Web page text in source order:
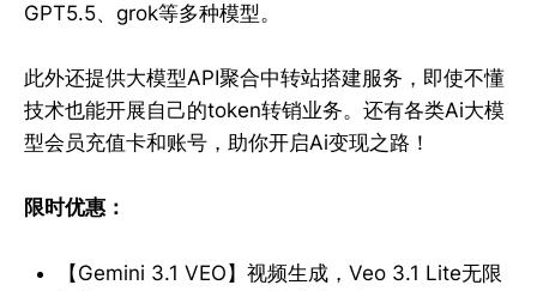
GPT5.5、grok等多种模型。
此外还提供大模型API聚合中转站搭建服务，即使不懂
技术也能开展自己的token转销业务。还有各类Ai大模
型会员充值卡和账号，助你开启Ai变现之路！
限时优惠：
【Gemini 3.1 VEO】视频生成，Veo 3.1 Lite无限